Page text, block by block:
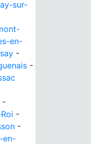
sur-
en-
-
-
-
-
-
en-